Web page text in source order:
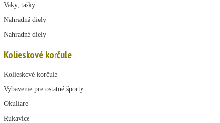
Vaky, tašky
Nahradné diely
Nahradné diely
Kolieskové korčule
Kolieskové korčule
Vybavenie pre ostatné športy
Okuliare
Rukavice